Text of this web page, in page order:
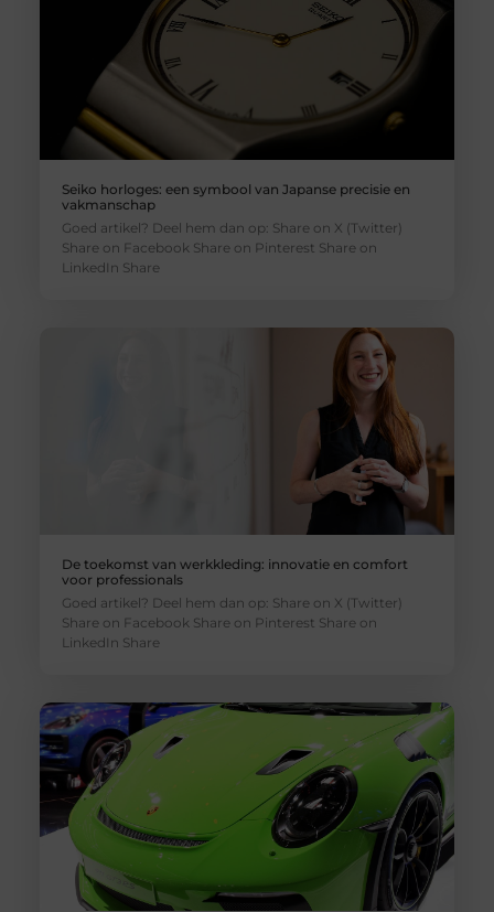
Seiko horloges: een symbool van Japanse precisie en
vakmanschap
Goed artikel? Deel hem dan op: Share on X (Twitter)
Share on Facebook Share on Pinterest Share on
LinkedIn Share
De toekomst van werkkleding: innovatie en comfort
voor professionals
Goed artikel? Deel hem dan op: Share on X (Twitter)
Share on Facebook Share on Pinterest Share on
LinkedIn Share